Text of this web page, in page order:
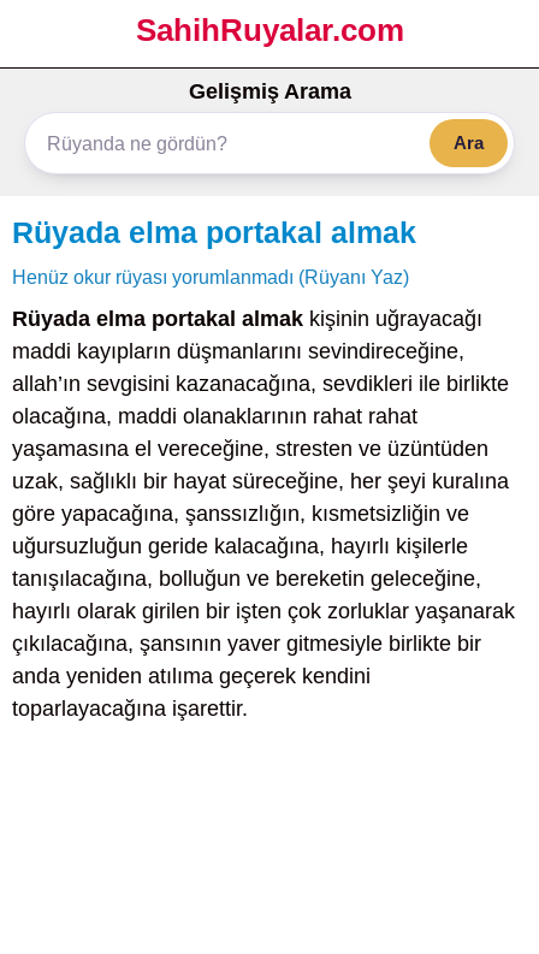
SahihRuyalar.com
Gelişmiş Arama
Ara
Rüyada elma portakal almak
Henüz okur rüyası yorumlanmadı (Rüyanı Yaz)
Rüyada elma portakal almak kişinin uğrayacağı
maddi kayıpların düşmanlarını sevindireceğine,
allah’ın sevgisini kazanacağına, sevdikleri ile birlikte
olacağına, maddi olanaklarının rahat rahat
yaşamasına el vereceğine, stresten ve üzüntüden
uzak, sağlıklı bir hayat süreceğine, her şeyi kuralına
göre yapacağına, şanssızlığın, kısmetsizliğin ve
uğursuzluğun geride kalacağına, hayırlı kişilerle
tanışılacağına, bolluğun ve bereketin geleceğine,
hayırlı olarak girilen bir işten çok zorluklar yaşanarak
çıkılacağına, şansının yaver gitmesiyle birlikte bir
anda yeniden atılıma geçerek kendini
toparlayacağına işarettir.